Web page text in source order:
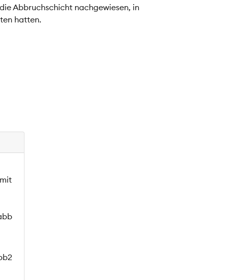
Abbruchschicht nachgewiesen, in
hatten.